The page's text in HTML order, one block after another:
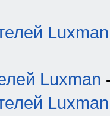
Luxman
Luxman
Luxman